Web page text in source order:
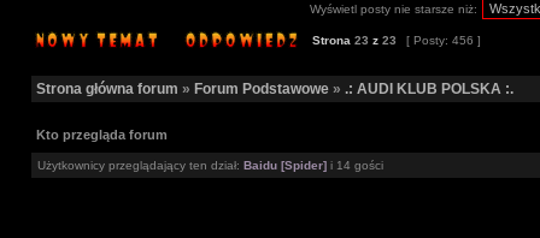
Wyświetl posty nie starsze niż:
Strona 23 z 23 [ Posty: 456 ]
Strona główna forum » Forum Podstawowe » .: AUDI KLUB POLSKA :.
Kto przegląda forum
Użytkownicy przeglądający ten dział: Baidu [Spider] i 14 gości